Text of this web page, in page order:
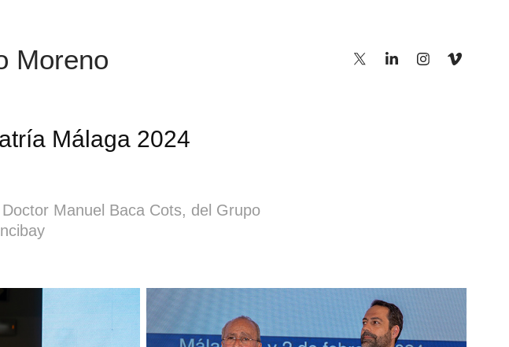
Moreno
Málaga 2024
Manuel Baca Cots, del Grupo